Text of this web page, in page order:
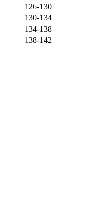
126-130
130-134
134-138
138-142